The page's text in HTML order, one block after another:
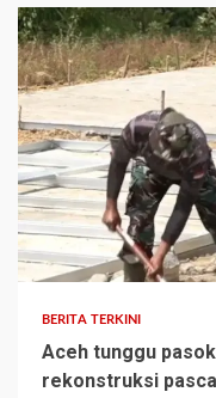
BERITA TERKINI
Aceh tunggu
rekonstruksi